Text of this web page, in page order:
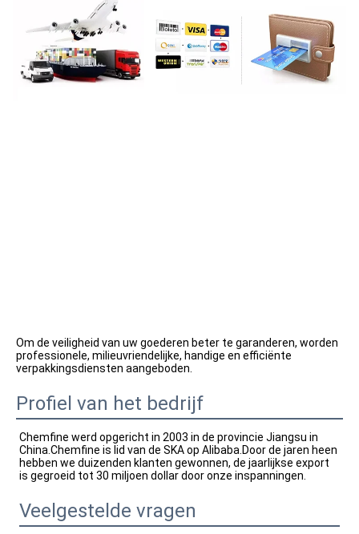
Om de veiligheid van uw goederen beter te garanderen, worden
professionele, milieuvriendelijke, handige en efficiënte
verpakkingsdiensten aangeboden.
Profiel van het bedrijf
Chemfine werd opgericht in 2003 in de provincie Jiangsu in
China.Chemfine is lid van de SKA op Alibaba.Door de jaren heen
hebben we duizenden klanten gewonnen, de jaarlijkse export
is gegroeid tot 30 miljoen dollar door onze inspanningen.
Veelgestelde vragen